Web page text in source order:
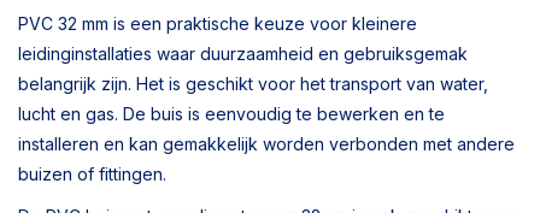
PVC 32 mm is een praktische keuze voor kleinere
leidinginstallaties waar duurzaamheid en gebruiksgemak
belangrijk zijn. Het is geschikt voor het transport van water,
lucht en gas. De buis is eenvoudig te bewerken en te
installeren en kan gemakkelijk worden verbonden met andere
buizen of fittingen.